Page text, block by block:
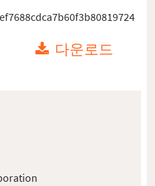
다운로드